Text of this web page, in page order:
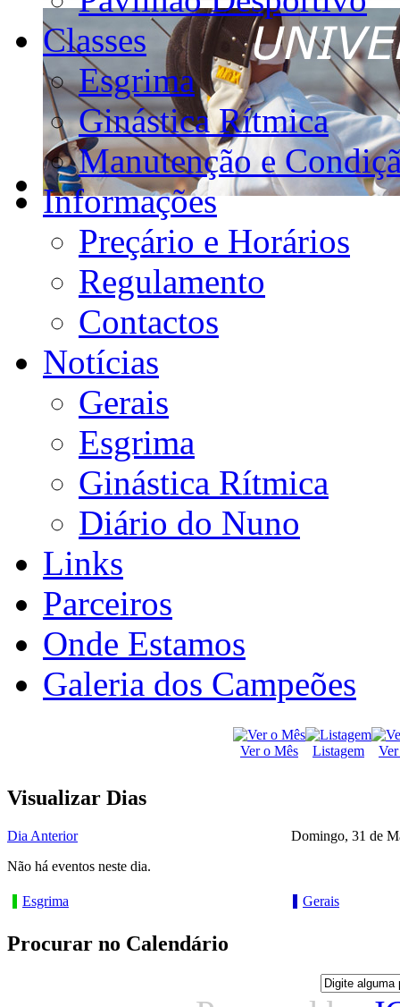
Classes
Esgrima
Ginástica Rítmica
Manutenção e
Informações
Preçário e Horários
Regulamento
Contactos
Notícias
Gerais
Esgrima
Ginástica Rítmica
Diário do Nuno
Links
Parceiros
Onde Estamos
Galeria dos Campeões
Ver o Mês Listagem
Visualizar Dias
Dia Anterior
Domingo, 31 de
Não há eventos neste dia.
Esgrima Gerais
Procurar no Calendário